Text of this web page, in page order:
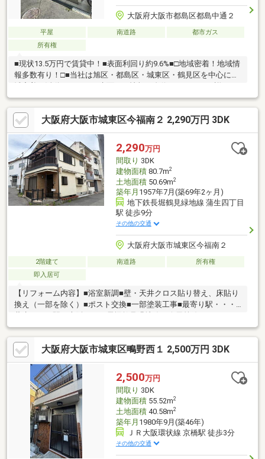
大阪府大阪市都島区都島中通２
平屋 南道路
都市ガス
所有権
■現状13.5万円で賃貸中！■表面利回り約9.6%■□地域密着！地域情
報多数有り！□■当社は旭区・都島区・城東区・鶴見区を中心に地
域密着で活動をしており水面下の情報に自信があります。詳しく
は武和不動産販売まで！！☆お電話でのお問い合わせがスムーズ
です！ ご希望の物件名と物件価格をお伝えください。■□住宅ロ
ーンは当社にお任せください！！□■『頭金0円で購入した
い・・』『リフォーム費用もローンを組みたい・・』『既に借り
入れがある・・』『月々の支払いが不安・・』『自営業だけどロ
ーンは組めるの？』等お客様に合ったお借入れプランをご提案致
しますので何でもご相談下さい♪
大阪府大阪市城東区今福南２ 2,290万円 3DK
2,290万円
間取り 3DK
建物面積80.7m2
土地面積50.69m2
築年月 1957年7月(築69年2ヶ月)
地下鉄長堀鶴見緑地線 蒲生四丁目
駅 徒歩9分
その他の交通
大阪府大阪市城東区今福南２
2階建て 南道路
所有権
即入居可
【リフォーム内容】■浴室新調■壁・天井クロス貼り替え、床貼り
換え（一部を除く）■ポスト交換■一部塗装工事■最寄り駅・・・
セス）■３ＤＫにゆったりとしたウォークインクローゼット付き■
広い玄関に収納も付いてます♪
大阪府大阪市城東区鴫野西１ 2,500万円 3DK
2,500万円
間取り 3DK
建物面積55.52m2
土地面積40.58m2
築年月 1980年9月(築46年)
ＪＲ大阪環状線 京橋駅 徒歩3分
その他の交通